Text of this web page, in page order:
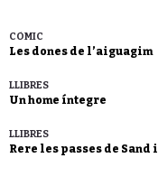
CÒMIC
Les dones de l’aiguagim
LLIBRES
Un home íntegre
LLIBRES
Rere les passes de Sand